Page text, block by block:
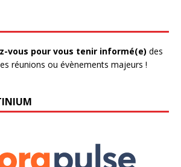
vous pour vous tenir informé(e) des
réunions ou évènements majeurs !